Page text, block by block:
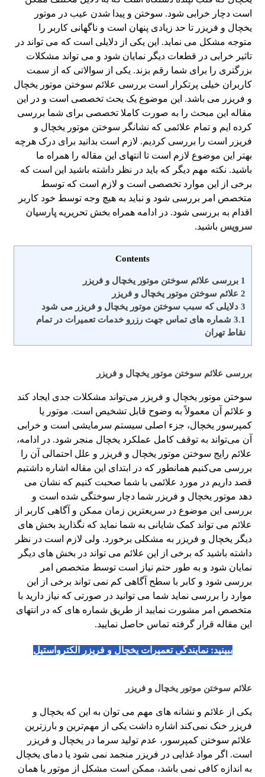
است دچار خرابی شود. سوختن و پیدا شدن عیب در موتور
یخچال و فریزر تا حد زیادی پنهان است و ناگهانی کاربر را
متوجه مشکل می نماید. این یکی از دلایلی است که می تواند در
تاثیر خرابی در قطعات دیگر نمایان شود و می تواند مشکلات
بزرگتری را برای شما رقم بزند. یکی از سوالاتی که از سمت
کاربران خیلی پرتکرار است بررسی علائم سوختن موتور یخچال
و فریزر می باشد. این موضوع یک یحث تخصصی است و در این
مقاله این مبحث را به صورت کاملا تخصصی برای شما بررسی
کرده ایم و تمام علائمی که نشانگر سوختن موتور یخچال و
فریزر است را بررسی کردیم. لازم است بدانید برای درک هرچه
بهتر این موضوع لازم است تا انتهای این مقاله را همراه ما
باشید. نکته مهم دیگر که باید در نظر داشته باشید این است که
برخی از این موارد تخصصی است و لازم است که توسط
متخصص امر بررسی شود و نباید به هیچ وجه توسط خود کاربر
اقدام به بررسی شود. در ادامه همراه بخش تحریریهپارسیان
سرویس باشید.
Contents
1 بررسی علائم سوختن موتور یخچال و فریزر
2 علائم سوختن موتور یخچال و فریزر
3 دلایلی که سبب سوختن موتور یخچال و فریزر می شود
3.1 شماره های تماس​ جهت رزرو خدمات تعمیرات در تمام
نقاط تهران
بررسی علائم سوختن موتور یخچال و فریزر
سوختن موتور یخچال و فریزر می‌تواند مشکلات جدی ایجاد کند
و علائم آن معمولاً به وضوح قابل تشخیص است. موتور یا
کمپرسور یخچال، جزء اصلی سیستم سرمایشی است و خرابی
آن می‌تواند به توقف کامل عملکرد یخچال منجر شود. در ادامه،
علائم رایج سوختن موتور یخچال و فریزر و علل احتمالی آن را
بررسی می‌کنیم همانطور که در ابتدای این مقاله اشاره داشتیم
قصد داریم در مورد علائمی با شما صحبت کنیم که نشان می
دهد موتور یخچال و فریزر شما دچار سوختگی شده است و
بررسی این موضوع در سریعترین زمان ممکن و آگاهی کاربر از
علائم می تواند کمک شایانی به شما نماید که نگذارید بخش های
دیگر یخچال و فریزر به مشکلی برخورد. ولی لازم است در نظر
داشته باشید که برخی از این علائم می تواند در بخش های دیگر
نمایان شود و به طور حتم نیاز است توسط متخصص امر
بررسی شود و کابر با سطح آگاهی کم نمی تواند برخی از این
موارد را بررسی نماید شما می توانید در صورتی که نیاز دارید با
متخصص امر مشورت نمایید از طریق شماره های که در انتهای
این مقاله قرار گرفته تماس حاصل نمایید.
ببینید:نمایندگی تعمیرات یخچال و فریزر الکترواستیل
علائم سوختن موتور یخچال و فریزر
یکی از علائم و نشانه های مهم می توان به این که یخچال و
فریزر خنک نمی‌کند اشاره داشت یکی از مهم‌ترین و بارزترین
علائم سوختن کمپرسور، عدم تولید سرما در یخچال و فریزر
است. اگر مواد غذایی در فریزر منجمد نمی شود یا دمای یخچال
به اندازه کافی نمی باشد، ممکن است مشکل از موتور یا همان